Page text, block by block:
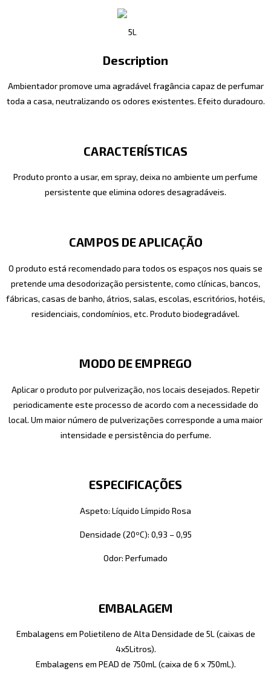
5L
Description
Ambientador promove uma agradável fragância capaz de perfumar
toda a casa, neutralizando os odores existentes. Efeito duradouro.
CARACTERÍSTICAS
Produto pronto a usar, em spray, deixa no ambiente um perfume
persistente que elimina odores desagradáveis.
CAMPOS DE APLICAÇÃO
O produto está recomendado para todos os espaços nos quais se
pretende uma desodorização persistente, como clínicas, bancos,
fábricas, casas de banho, átrios, salas, escolas, escritórios, hotéis,
residenciais, condomínios, etc. Produto biodegradável.
MODO DE EMPREGO
Aplicar o produto por pulverização, nos locais desejados. Repetir
periodicamente este processo de acordo com a necessidade do
local. Um maior número de pulverizações corresponde a uma maior
intensidade e persistência do perfume.
ESPECIFICAÇÕES
Aspeto: Líquido Límpido Rosa
Densidade (20ºC): 0,93 – 0,95
Odor: Perfumado
EMBALAGEM
Embalagens em Polietileno de Alta Densidade de 5L (caixas de
4x5Litros).
Embalagens em PEAD de 750mL (caixa de 6 x 750mL).